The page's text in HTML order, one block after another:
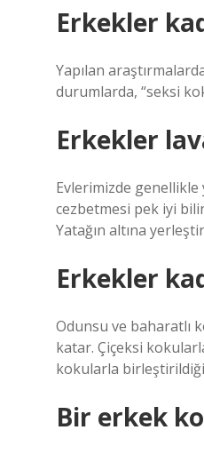
Erkekler
Yapılan
durumlarda, “seksi
Erkekler
Evlerimizde
cezbetmesi pek iyi
Yatağın altına
Erkekler
Odunsu ve baharatlı
katar. Çiçeksi
kokularla
Bir erkek